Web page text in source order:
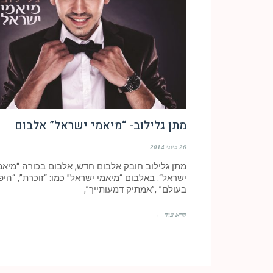
מתן גלילוב- “מיאמי ישראל” אלבום
26 ביוני 2014
מתן גלילוב חובק אלבום חדש, אלבום בכורה
ישראל“. באלבום “מיאמי ישראל” כמו: “זוכרת”,
בעולם” ,”אמתיק דמעותייך”,
קרא עוד ←